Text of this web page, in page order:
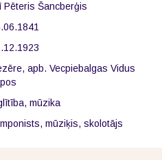
Pēteris Šancberģis
apb. Vecpiebalgas Vidus
mūzika
mūziķis, skolotājs